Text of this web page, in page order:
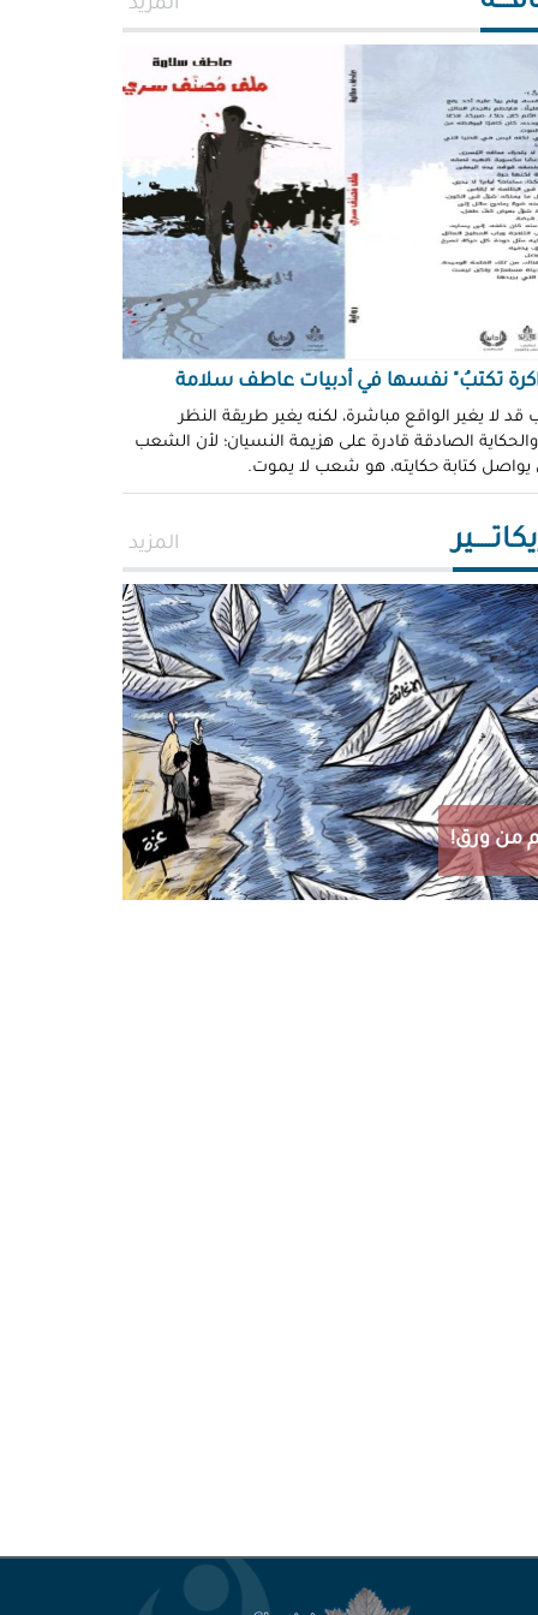
المزيد
تكتبُ" نفسها في أدبيات عاطف سلامة
قد لا يغير الواقع مباشرة، لكنه يغير طريقة النظر
والحكاية الصادقة قادرة على هزيمة النسيان؛ لأن الشعب
يواصل كتابة حكايته، هو شعب لا يموت.
المزيد
من ورق!